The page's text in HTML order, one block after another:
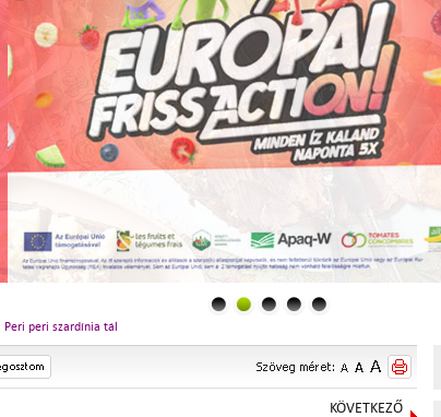
Peri peri szardínia tál
KÖVETKEZŐ